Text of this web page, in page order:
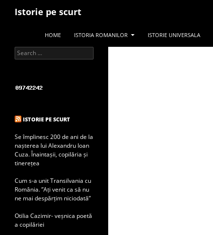
Istorie pe scurt
HOME
ISTORIA ROMANILOR ISTORIE UNIVERSALA
Search for:
ISTORIE PE SCURT
Se împlinesc 200 de ani de la
nașterea lui Alexandru Ioan
Cuza. Înaintașii, copilăria și
tinerețea
Cum s-a unit Transilvania cu
România. ”Ați venit ca să nu
ne mai despărțim niciodată”
Otilia Cazimir- veșnica poetă
a copilăriei